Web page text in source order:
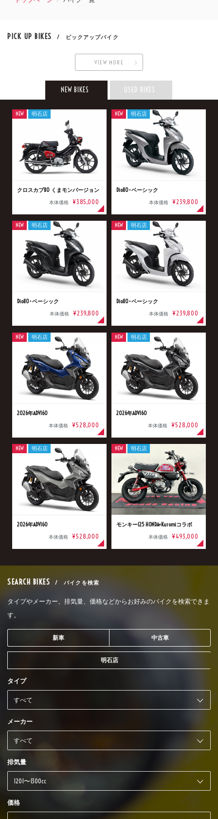
PICK UP BIKES / ピックアップバイク
VIEW MORE
NEW BIKES USED BIKES
クロスカブ110 くまモンバージョン
本体価格 ¥385,000
NEW 明石店
Dio110･ベーシック
本体価格 ¥239,800
NEW 明石店
Dio110･ベーシック
本体価格 ¥239,800
NEW 明石店
Dio110･ベーシック
本体価格 ¥239,800
NEW 明石店
2026年ADV160
本体価格 ¥528,000
NEW 明石店
2026年ADV160
本体価格 ¥528,000
NEW 明石店
2026年ADV160
本体価格 ¥528,000
NEW 明石店
モンキー125 HONDA×Kuromiコラボ
本体価格 ¥493,000
NEW 明石店
SEARCH BIKES / バイクを検索
タイプやメーカー、排気量、価格などからお好みのバイクを検索できま
す。
新車 中古車
明石店
タイプ
メーカー
排気量
価格